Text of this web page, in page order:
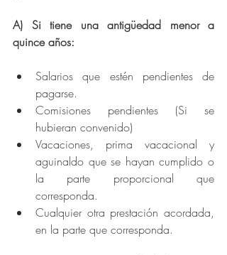
A) Si tiene una antigüedad menor a
quince años:
Salarios que estén pendientes de
pagarse.
Comisiones pendientes (Si se
hubieran convenido)
Vacaciones, prima vacacional y
aguinaldo que se hayan cumplido o
la parte proporcional que
corresponda.
Cualquier otra prestación acordada,
en la parte que corresponda.